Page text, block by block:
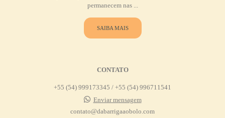
permanecem nas ...
SAIBA MAIS
CONTATO
+55 (54) 999173345 / +55 (54) 996711541
Enviar mensagem
contato@dabarrigaaobolo.com